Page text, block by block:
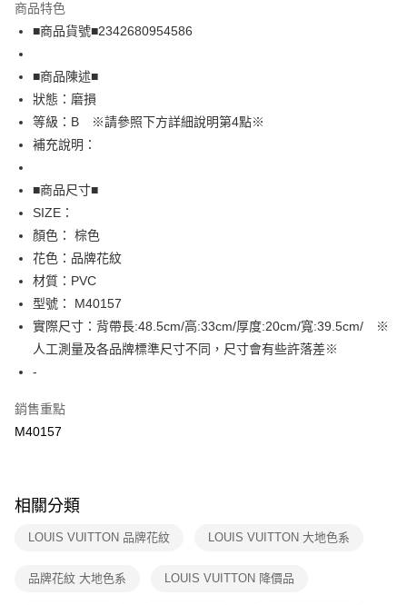
Apple Pay
街口支付
悠遊付
全盈+PAY
相關說明
AFTEE先享後付是「在收到商品之後才付款」的支付方式。 讓您購物簡單
便利好安心！
１．簡單：不需註冊會員、不需綁卡、不需儲值。
２．便利：只要手機號碼，簡訊認證，即可結帳。
３．安心：先確認商品／服務後，再付款。
【「AFTEE先享後付」結帳流程】
１．於結帳方式選擇「AFTEE先享後付」後，將跳轉至「AFTEE先享後付」
結帳頁面，進行簡訊認證並確認金額後，即可完成結帳。
ATM／網路銀行／等多元方式進行付款，方視為交易完成。
※ 請注意：結帳手續完成當下不需立刻繳費，但若您需要取消訂單，請聯絡
購買商品的店家。未經商家同意取消之訂單仍視為有效，需透過AFTEE先享
客戶支援中心」
【注意事項】
１．透過由恩沛科技股份有限公司提供之「AFTEE先享後付」服務完成之交
權轉讓予恩沛科技股份有限公司。
運送方式
全家取貨付款
免運費
免運費
7-11取貨付款
付款後7-11取貨
免運費
商品特色
■商品貨號■2342680954586
■商品陳述■
狀態：磨損
等級：B ※請參照下方詳細說明第4點※
補充說明：
■商品尺寸■
SIZE：
顏色： 棕色
花色：品牌花紋
材質：PVC
型號： M40157
實際尺寸：背帶長:48.5cm/高:33cm/厚度:20cm/寬:39.5cm/ ※
人工測量及各品牌標準尺寸不同，尺寸會有些許落差※
-
銷售重點
M40157
相關分類
LOUIS VUITTON 品牌花紋 LOUIS VUITTON 大地色系
品牌花紋 大地色系 LOUIS VUITTON 降價品